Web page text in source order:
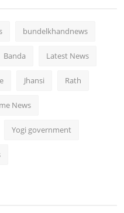
bundelkhandnews
Banda Latest News
Jhansi Rath
News
Yogi government